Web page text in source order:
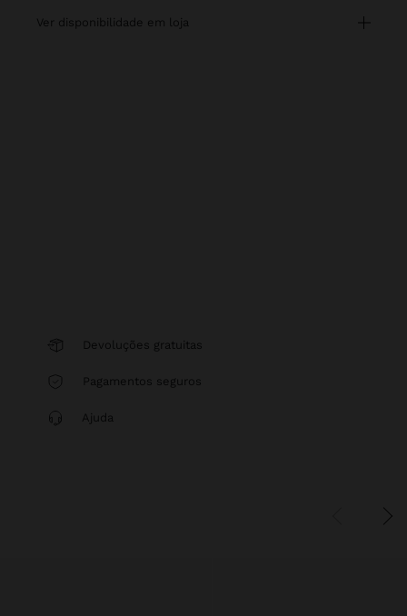
ver disponibilidade em loja
Devoluções gratuitas
Pagamentos seguros
Ajuda